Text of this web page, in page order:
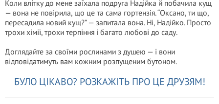
Коли влітку до мене заїхала подруга Надійка й побачила кущ
— вона не повірила, що це та сама гортензія. “Оксано, ти що,
пересадила новий кущ?” — запитала вона. Ні, Надійко. Просто
трохи хімії, трохи терпіння і багато любові до саду.
Доглядайте за своїми рослинами з душею — і вони
відповідатимуть вам кожним розпущеним бутоном.
БУЛО ЦІКАВО? РОЗКАЖІТЬ ПРО ЦЕ ДРУЗЯМ!